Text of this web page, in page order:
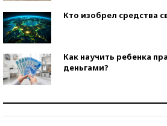
Кто изобрел средства
Как научить ребенка
деньгами?